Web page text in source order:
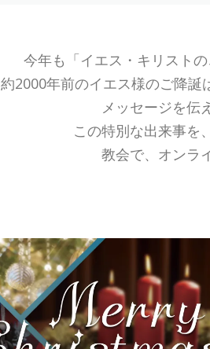
今年も「イエス・キリスト
約2000年前のイエス様のご降誕
メッセージを伝
この特別な出来事を
教会で、オンラ